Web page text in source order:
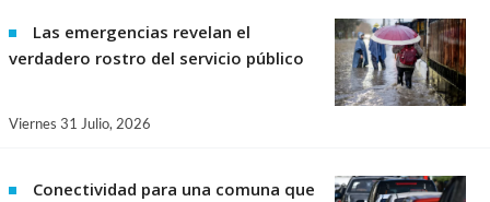
Las emergencias revelan el
verdadero rostro del servicio público
Viernes 31 Julio, 2026
Conectividad para una comuna que